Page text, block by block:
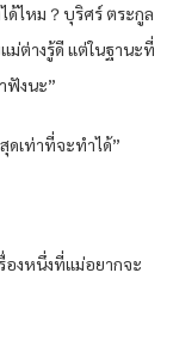
ไหม？บุริศร์ ตระกูล
ม่ต่างรู้ดี แต่ในฐานะที่
ฟังนะ”
ดเท่าที่จะทำได้”
องหนึ่งที่แม่อยากจะ